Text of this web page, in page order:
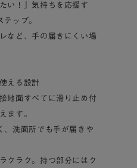
い！」気持ちを応援す
ップ。
など、手の届きにくい場
える設計
地面すべてに滑り止め付
ます。
、洗面所でも手が届きや
クラク。持つ部分にはク